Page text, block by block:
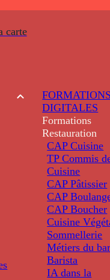
carte
FORMATIONS
DIGITALES
Formations
Restauration
CAP Cuisine
TP Commis
Cuisine
CAP Pâtissier
CAP
CAP Boucher
Cuisine
Sommellerie
Métiers du bar
Barista
IA dans la